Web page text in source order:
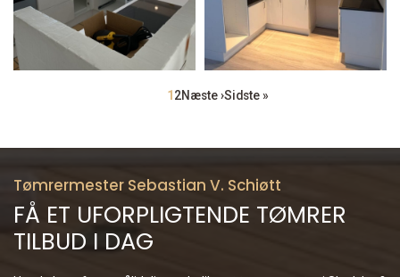
Side
1 Side
2Næste
Næste ›Sidste
Sidste »
Tømrermester Sebastian V. Schiøtt
FÅ ET UFORPLIGTENDE TØMRER
TILBUD I DAG